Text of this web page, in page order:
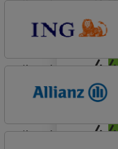
lineair
lineair
Basis (Incl.
lineair